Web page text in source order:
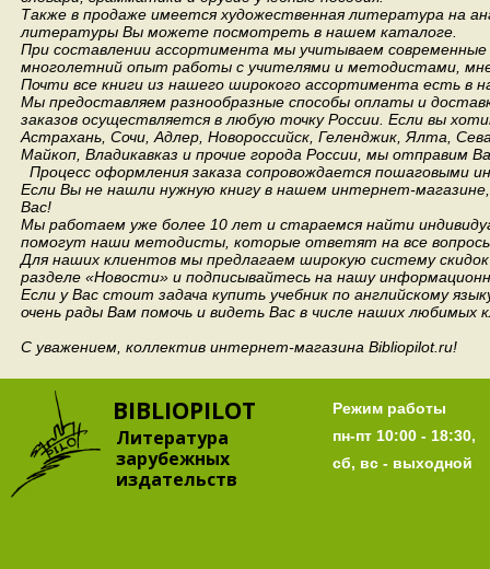
Также в продаже имеется художественная литература на
литературы Вы можете посмотреть в нашем каталоге.
При составлении ассортимента мы учитываем
многолетний опыт работы с учителями и методистами,
Почти все книги из нашего широкого ассортимента есть в
Мы предоставляем разнообразные способы оплаты и
заказов осуществляется в любую точку России. Если вы
Астрахань, Сочи, Адлер, Новороссийск, Геленджик, Ялта,
Майкоп, Владикавказ и прочие города России, мы отправим
Процесс оформления заказа сопровождается пошаговыми
Если Вы не нашли нужную книгу в нашем интернет-
Вас!
Мы работаем уже более 10 лет и стараемся найти
помогут наши методисты, которые ответят на все
Для наших клиентов мы предлагаем широкую систему
разделе «Новости» и подписывайтесь на нашу
Если у Вас стоит задача купить учебник по английскому
очень рады Вам помочь и видеть Вас в числе наших любимых
С уважением, коллектив интернет-магазина Bibliopilot.ru!
BIBLIOPILOT
Литература
зарубежных
издательств
Режим работы
пн-пт 10:00 - 18:30,
сб, вс - выходной